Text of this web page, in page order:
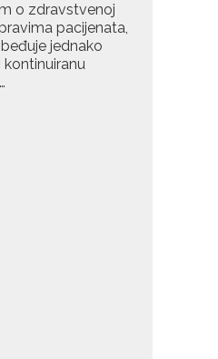
o zdravstvenoj
pacijenata,
jednako